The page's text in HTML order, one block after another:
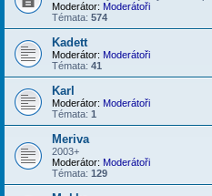
Moderátor: Moderátoři
Témata: 574
Kadett
Moderátor: Moderátoři
Témata: 41
Karl
Moderátor: Moderátoři
Témata: 1
Meriva
2003+
Moderátor: Moderátoři
Témata: 129